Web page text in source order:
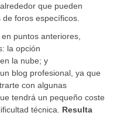
que pueden
foros específicos.
puntos anteriores,
la opción
la nube; y
blog profesional, ya que
con algunas
tendrá un pequeño coste
técnica. Resulta